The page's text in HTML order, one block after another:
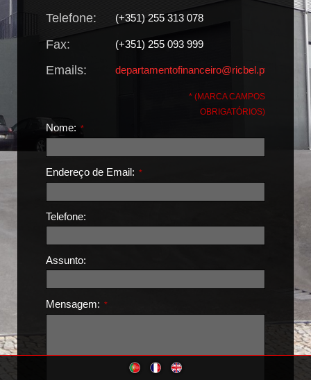
Telefone: (+351) 255 313 078
Fax: (+351) 255 093 999
Emails: departamentofinanceiro@ricbel.pt
* (MARCA CAMPOS
OBRIGATÓRIOS)
Nome: *
Endereço de Email: *
Telefone:
Assunto:
Mensagem: *